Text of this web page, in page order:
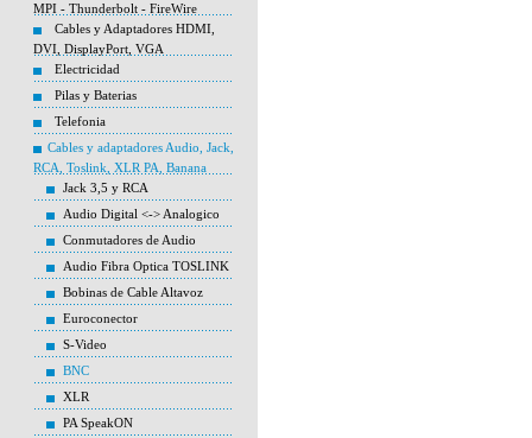
MPI - Thunderbolt - FireWire
Cables y Adaptadores HDMI,
DVI, DisplayPort, VGA
Electricidad
Pilas y Baterias
Telefonia
Cables y adaptadores Audio, Jack,
RCA, Toslink, XLR PA, Banana
Jack 3,5 y RCA
Audio Digital <-> Analogico
Conmutadores de Audio
Audio Fibra Optica TOSLINK
Bobinas de Cable Altavoz
Euroconector
S-Video
BNC
XLR
PA SpeakON